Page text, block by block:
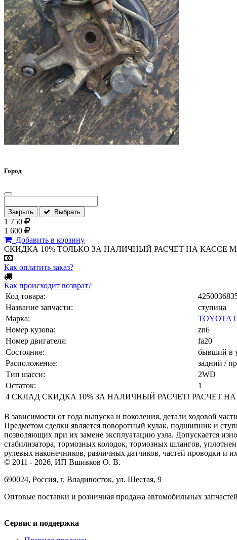
Город
Закрыть Выбрать
1 750
1 600
Добавить в корзину
СКИДКА 10% ТОЛЬКО ЗА НАЛИЧНЫЙ РАСЧЕТ НА КАССЕ
Как оплатить заказ?
Как происходит возврат?
Код товара:
Название запчасти:
ступица
Марка:
TOYOTA
Номер кузова:
zn6
Номер двигателя:
fa20
Состояние:
бывший в
Расположение:
задний /
Тип шасси:
2WD
Остаток:
1
4 СКЛАД СКИДКА 10% ЗА НАЛИЧНЫЙ РАСЧЕТ! РАСЧЕТ НА
В зависимости от года выпуска и поколения, детали ходовой
Предметом сделки является поворотный кулак, подшипник и
позволяющих при их замене эксплуатацию узла. Допускается
стабилизатора, тормозных колодок, тормозных шлангов,
рулевых наконечников, различных датчиков, частей проводки и
© 2011 - 2026, ИП Вшивков О. В.
690024, Россия, г. Владивосток, ул. Шестая, 9
Оптовые поставки и розничная продажа автомобильных
Сервис и поддержка